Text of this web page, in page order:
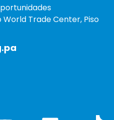
World Trade Center, Piso